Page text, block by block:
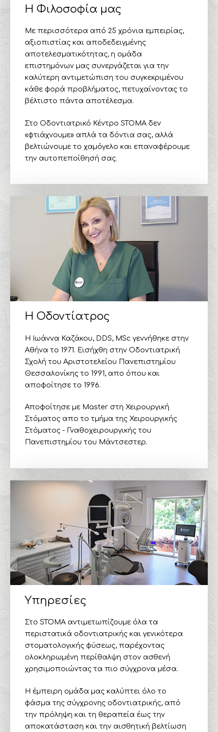
H Φιλοσοφία μας
Με περισσότερα από 25 χρόνια εμπειρίας,
αξιοπιστίας και αποδεδειγμένης
αποτελεσματικότητας, η ομάδα
επιστημόνων μας συνεργάζεται για την
καλύτερη αντιμετώπιση του συγκεκριμένου
κάθε φορά προβλήματος, πετυχαίνοντας το
βέλτιστο πάντα αποτέλεσμα.
Στο Οδοντιατρικό Κέντρο STOMA δεν
«φτιάχνουμε» απλά τα δόντια σας, αλλά
βελτιώνουμε το χαμόγελο και επαναφέρουμε
την αυτοπεποίθησή σας.
Η Οδοντίατρος
Η Ιωάννα Καζάκου, DDS, MSc γεννήθηκε στην
Αθήνα το 1971. Εισήχθη στην Οδοντιατρική
Σχολή του Αριστοτελείου Πανεπιστημίου
Θεσσαλονίκης το 1991, απο όπου και
αποφοίτησε το 1996.
Αποφοίτησε με Master στη Χειρουργική
Στόματος απο το τμήμα της Χειρουργικής
Στόματος - Γναθοχειρουργικής του
Πανεπιστημίου του Μάντσεστερ.
Υπηρεσίες
Στο STOMA αντιμετωπίζουμε όλα τα
περιστατικά οδοντιατρικής και γενικότερα
στοματολογικής φύσεως, παρέχοντας
ολοκληρωμένη περίθαλψη στον ασθενή
χρησιμοποιώντας τα πιο σύγχρονα μέσα.
Η έμπειρη ομάδα μας καλύπτει όλο το
φάσμα της σύγχρονης οδοντιατρικής, από
την πρόληψη και τη θεραπεία έως την
αποκατάσταση και την αισθητική βελτίωση